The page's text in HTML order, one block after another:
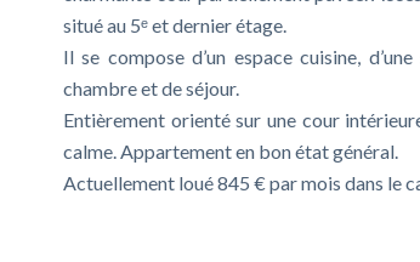
situé au 5ᵉ et dernier étage.
Il se compose d’un espace cuisine,
chambre et de séjour.
Entièrement orienté sur une cour
calme. Appartement en bon état général.
Actuellement loué 845 € par mois dans le